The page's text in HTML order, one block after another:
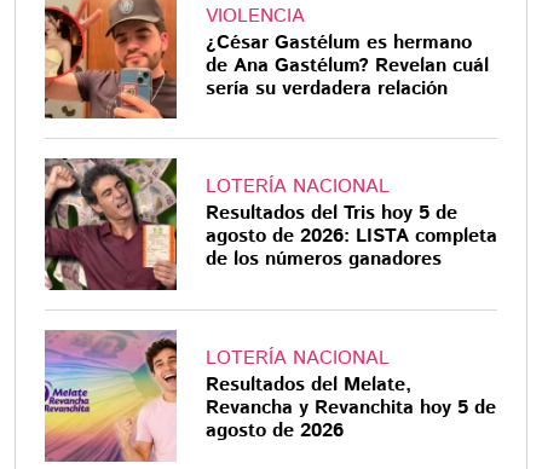
VIOLENCIA
¿César Gastélum es hermano
de Ana Gastélum? Revelan cuál
sería su verdadera relación
LOTERÍA NACIONAL
Resultados del Tris hoy 5 de
agosto de 2026: LISTA completa
de los números ganadores
LOTERÍA NACIONAL
Resultados del Melate,
Revancha y Revanchita hoy 5 de
agosto de 2026